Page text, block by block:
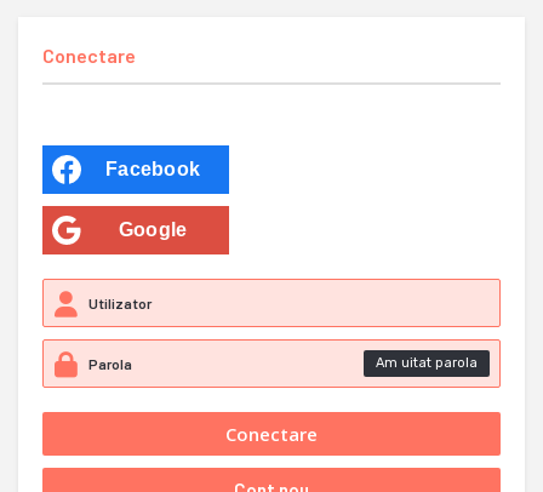
Conectare
Facebook
Google
Am uitat parola